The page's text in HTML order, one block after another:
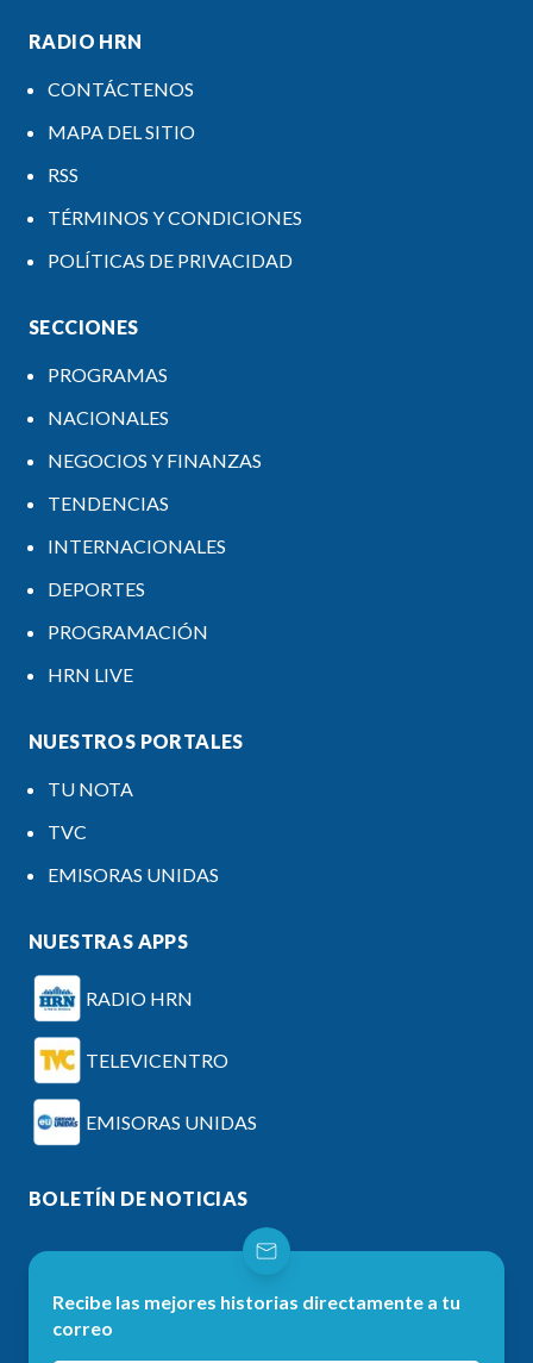
RADIO HRN
CONTÁCTENOS
MAPA DEL SITIO
RSS
TÉRMINOS Y CONDICIONES
POLÍTICAS DE PRIVACIDAD
SECCIONES
PROGRAMAS
NACIONALES
NEGOCIOS Y FINANZAS
TENDENCIAS
INTERNACIONALES
DEPORTES
PROGRAMACIÓN
HRN LIVE
NUESTROS PORTALES
TU NOTA
TVC
EMISORAS UNIDAS
NUESTRAS APPS
RADIO HRN
TELEVICENTRO
EMISORAS UNIDAS
BOLETÍN DE NOTICIAS
Recibe las mejores historias directamente a tu
correo